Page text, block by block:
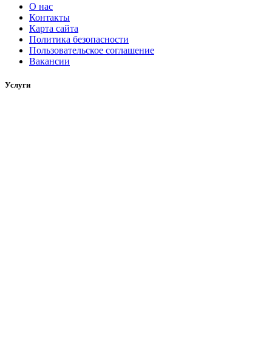
О нас
Контакты
Карта сайта
Политика безопасности
Пользовательское соглашение
Вакансии
Услуги